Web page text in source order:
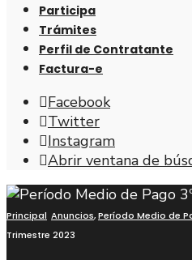
Participa
Trámites
Perfil de Contratante
Factura-e
Facebook
Twitter
Instagram
Abrir ventana de
Principal Anuncios,Período Medio de
Trimestre 2023